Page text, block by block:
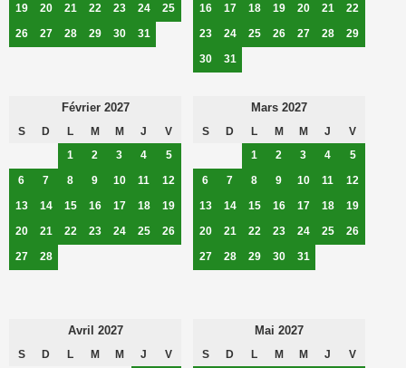
19 20 21 22 23 24
25
26
27 28 29 30 31
16 17 18 19 20 21
22
23
24 25 26 27 28
29
30
31
Février 2027
S D L M M J
V
1
2 3 4
5
6
7 8 9 10 11
12
13
14 15 16 17 18
19
20
21 22 23 24 25
26
27
28
Mars 2027
S D L M M J
V
1
2 3 4
5
6
7 8 9 10 11
12
13
14 15 16 17 18
19
20
21 22 23 24 25
26
27
28 29 30 31
Avril 2027
S D L M M J
V
Mai 2027
S D L M M J
V